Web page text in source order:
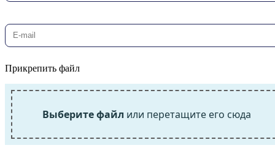
Прикрепить файл
Выберите файл или перетащите его сюда